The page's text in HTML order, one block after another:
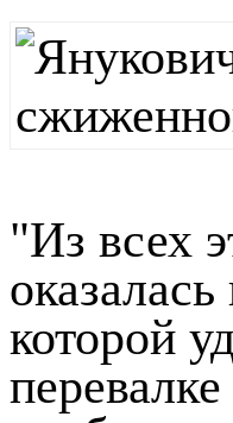
"Из всех
которой